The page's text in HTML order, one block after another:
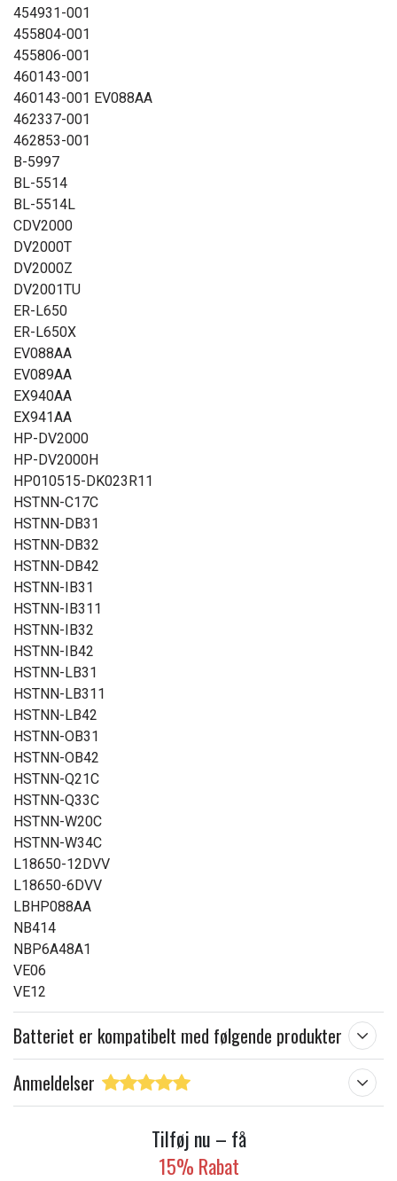
454931-001
455804-001
455806-001
460143-001
460143-001 EV088AA
462337-001
462853-001
B-5997
BL-5514
BL-5514L
CDV2000
DV2000T
DV2000Z
DV2001TU
ER-L650
ER-L650X
EV088AA
EV089AA
EX940AA
EX941AA
HP-DV2000
HP-DV2000H
HP010515-DK023R11
HSTNN-C17C
HSTNN-DB31
HSTNN-DB32
HSTNN-DB42
HSTNN-IB31
HSTNN-IB311
HSTNN-IB32
HSTNN-IB42
HSTNN-LB31
HSTNN-LB311
HSTNN-LB42
HSTNN-OB31
HSTNN-OB42
HSTNN-Q21C
HSTNN-Q33C
HSTNN-W20C
HSTNN-W34C
L18650-12DVV
L18650-6DVV
LBHP088AA
NB414
NBP6A48A1
VE06
VE12
Batteriet er kompatibelt med følgende produkter
Anmeldelser
Tilføj nu – få
15% Rabat